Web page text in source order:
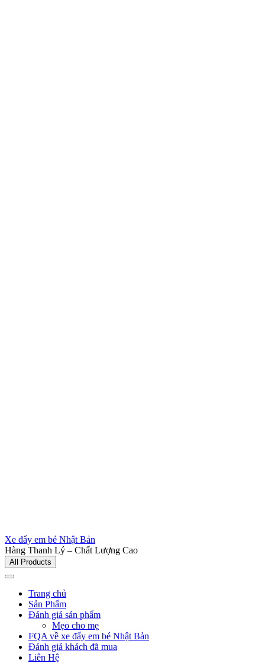
Xe đẩy em bé Nhật Bản
Hàng Thanh Lý – Chất Lượng Cao
All Products
Trang chủ
Sản Phẩm
Đánh giá sản phẩm
Mẹo cho mẹ
FQA về xe đẩy em bé Nhật Bản
Đánh giá khách đã mua
Liên Hệ